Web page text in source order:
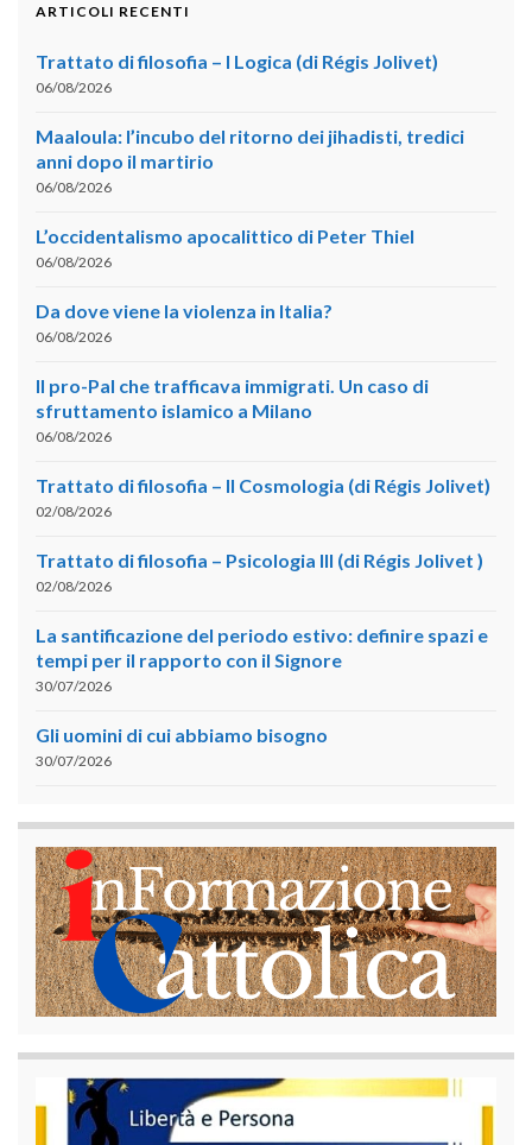
ARTICOLI RECENTI
Trattato di filosofia – I Logica (di Régis Jolivet)
06/08/2026
Maaloula: l’incubo del ritorno dei jihadisti, tredici
anni dopo il martirio
06/08/2026
L’occidentalismo apocalittico di Peter Thiel
06/08/2026
Da dove viene la violenza in Italia?
06/08/2026
Il pro-Pal che trafficava immigrati. Un caso di
sfruttamento islamico a Milano
06/08/2026
Trattato di filosofia – II Cosmologia (di Régis Jolivet)
02/08/2026
Trattato di filosofia – Psicologia III (di Régis Jolivet )
02/08/2026
La santificazione del periodo estivo: definire spazi e
tempi per il rapporto con il Signore
30/07/2026
Gli uomini di cui abbiamo bisogno
30/07/2026